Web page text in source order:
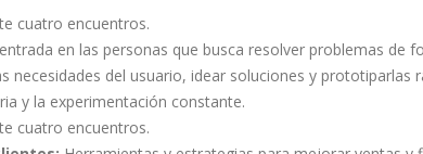
cuatro encuentros.
en las personas que busca resolver problemas de
necesidades del usuario, idear soluciones y prototiparlas
y la experimentación constante.
cuatro encuentros.